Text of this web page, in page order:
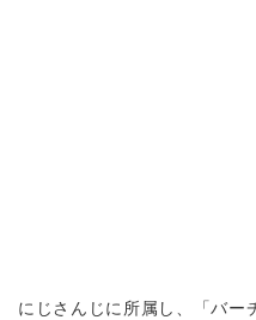
にじさんじに所属し、「バー